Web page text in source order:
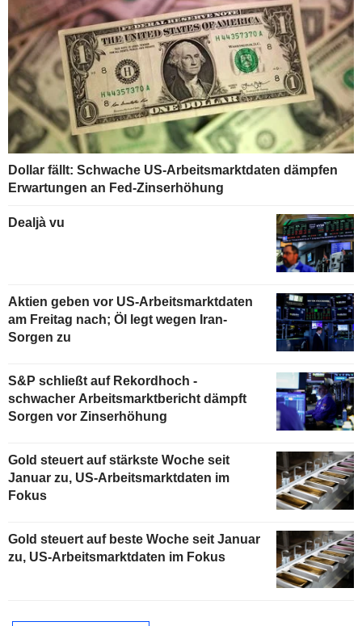
Dollar fällt: Schwache US-Arbeitsmarktdaten dämpfen
Erwartungen an Fed-Zinserhöhung
Dealjà vu
Aktien geben vor US-Arbeitsmarktdaten
am Freitag nach; Öl legt wegen Iran-
Sorgen zu
S&P schließt auf Rekordhoch -
schwacher Arbeitsmarktbericht dämpft
Sorgen vor Zinserhöhung
Gold steuert auf stärkste Woche seit
Januar zu, US-Arbeitsmarktdaten im
Fokus
Gold steuert auf beste Woche seit Januar
zu, US-Arbeitsmarktdaten im Fokus